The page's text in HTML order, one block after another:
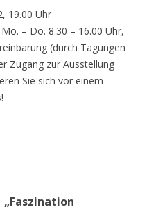
19.00 Uhr
– Do. 8.30 – 16.00 Uhr,
(durch Tagungen
Zugang zur Ausstellung
Sie sich vor einem